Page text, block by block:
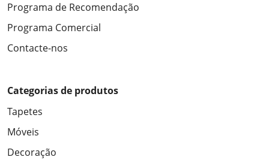
Programa de Recomendação
Programa Comercial
Contacte-nos
Categorias de produtos
Tapetes
Móveis
Decoração